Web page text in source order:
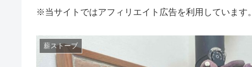
※当サイトではアフィリエイト広告を利用しています。
薪ストーブ